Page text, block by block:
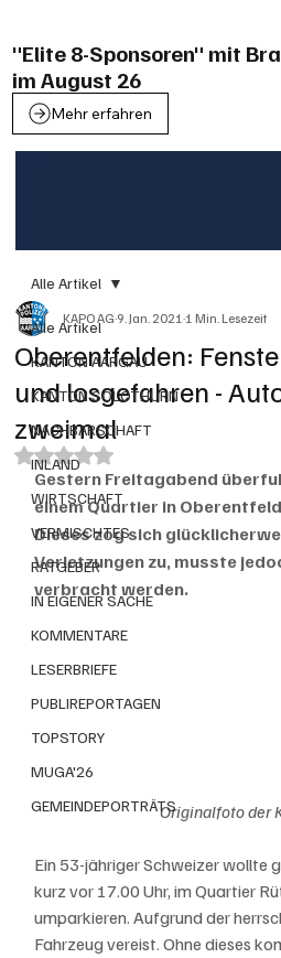
"Elite 8-Sponsoren" mit
im August 26
Mehr erfahren
Alle Artikel
KANTON AARGAU
KANTON SOLOTHURN
NACHBARSCHAFT
INLAND
WIRTSCHAFT
VERMISCHTES
RATGEBER
IN EIGENER SACHE
KOMMENTARE
LESERBRIEFE
PUBLIREPORTAGEN
TOPSTORY
MUGA'26
GEMEINDEPORTRÄTS
Alle Artikel
Oberentfelden:
und losgefahren -
zweimal
KAPO AG9. Jan. 20211 Min. Lesezeit
Mit NaN von 5 Sternen bewertet.
Gestern Freitagabend
einem Quartier in
Dieses zog sich
Verletzungen zu, musste
verbracht werden.
Originalfoto der
Ein 53-jähriger Schweizer wollte
kurz vor 17.00 Uhr, im Quartier
umparkieren. Aufgrund der
Fahrzeug vereist. Ohne dieses